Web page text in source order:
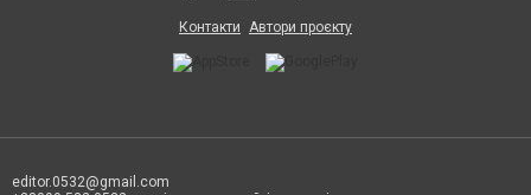
Контакти Автори проєкту
editor.0532@gmail.com